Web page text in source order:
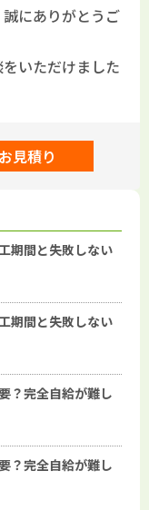
にありがとうご
いただけました
見積り
期間と失敗しない
期間と失敗しない
？完全自給が難し
？完全自給が難し